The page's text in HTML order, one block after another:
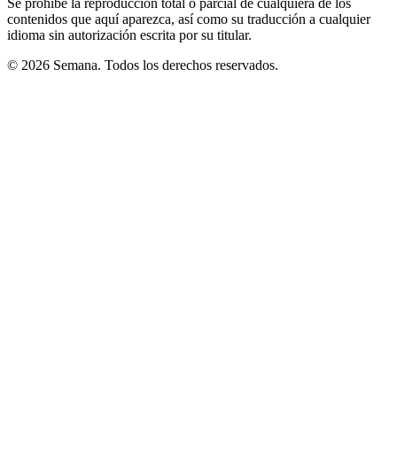
contenidos que aquí aparezca, así como su traducción a cualquier
idioma sin autorización escrita por su titular.
© 2026 Semana. Todos los derechos reservados.